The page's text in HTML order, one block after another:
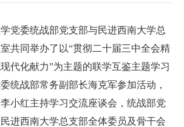
党委统战部党支部与民进西南大学总
共同举办了以“贯彻二十届三中全会精
代化献力”为主题的联学互鉴主题学习
统战部常务副部长海克军参加活动，
小红主持学习交流座谈会，统战部党
进西南大学总支部全体委员及骨干会